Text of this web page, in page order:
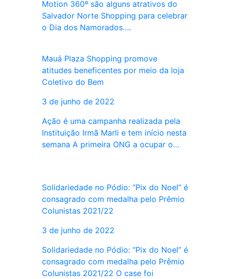
Motion 360º são alguns atrativos do
Salvador Norte Shopping para celebrar
o Dia dos Namorados….
Mauá Plaza Shopping promove
atitudes beneficentes por meio da loja
Coletivo do Bem
3 de junho de 2022
Ação é uma campanha realizada pela
Instituição Irmã Marli e tem início nesta
semana A primeira ONG a ocupar o…
Solidariedade no Pódio: “Pix do Noel” é
consagrado com medalha pelo Prêmio
Colunistas 2021/22
3 de junho de 2022
Solidariedade no Pódio: “Pix do Noel” é
consagrado com medalha pelo Prêmio
Colunistas 2021/22 O case foi